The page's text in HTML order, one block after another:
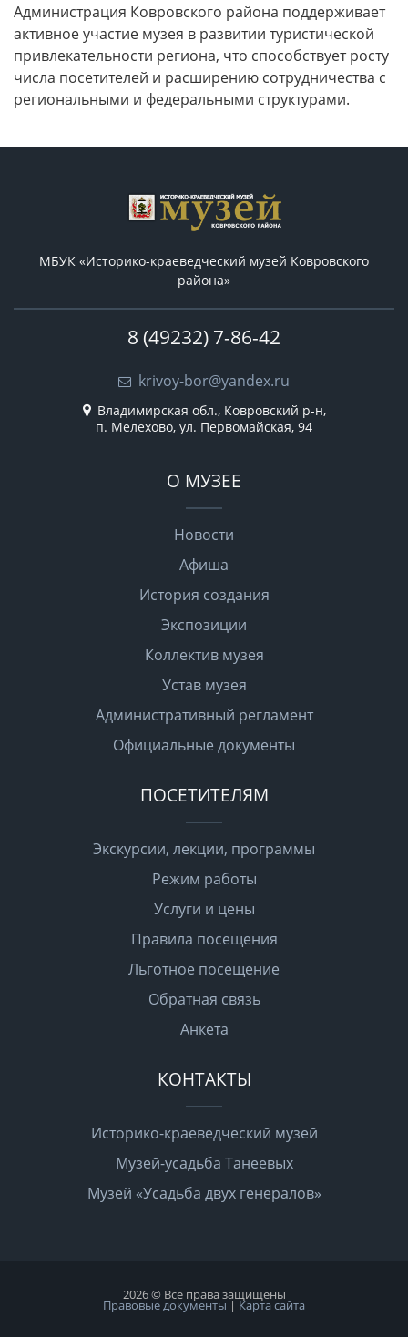
Администрация Ковровского района поддерживает
активное участие музея в развитии туристической
привлекательности региона, что способствует росту
числа посетителей и расширению сотрудничества с
региональными и федеральными структурами.
МБУК «Историко-краеведческий музей Ковровского
района»
8 (49232) 7-86-42
krivoy-bor@yandex.ru
Владимирская обл., Ковровский р-н,
п. Мелехово, ул. Первомайская, 94
О МУЗЕЕ
Новости
Афиша
История создания
Экспозиции
Коллектив музея
Устав музея
Административный регламент
Официальные документы
ПОСЕТИТЕЛЯМ
Экскурсии, лекции, программы
Режим работы
Услуги и цены
Правила посещения
Льготное посещение
Обратная связь
Анкета
КОНТАКТЫ
Историко-краеведческий музей
Музей-усадьба Танеевых
Музей «Усадьба двух генералов»
2026 © Все права защищены
Правовые документы | Карта сайта